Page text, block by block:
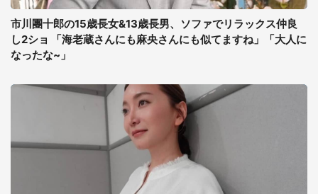
市川團十郎の15歳長女&13歳長男、ソファでリラックス仲良
し2ショ 「海老蔵さんにも麻央さんにも似てますね」「大人に
なったな~」